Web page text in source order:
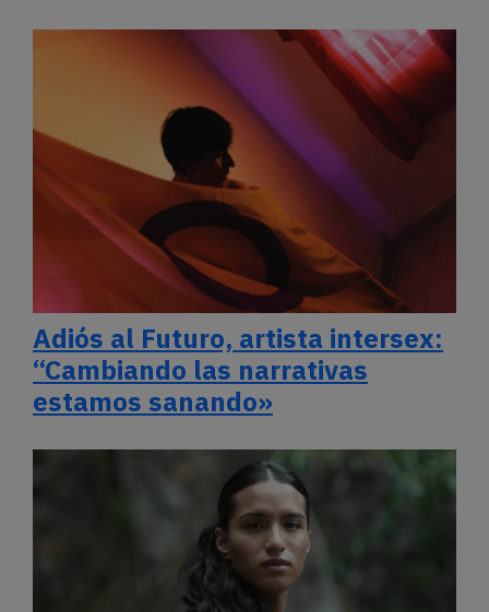
Adiós al Futuro, artista intersex:
“Cambiando las narrativas
estamos sanando»